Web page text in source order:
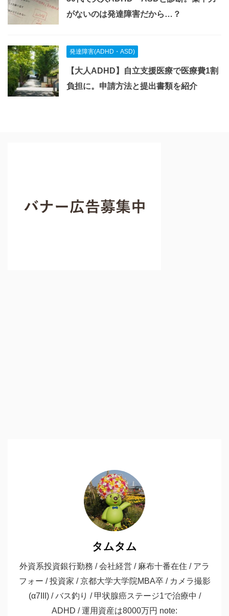
がないのは発達障害だから…？
発達障害(ADHD・ASD)
【大人ADHD】自立支援医療で医療費1割
負担に。申請方法と提出書類を紹介
タムタム
外資系投資銀行勤務 / 会社経営 / 麻布十番在住 / アラ
フォー / 投資家 / 京都大学大学院MBA卒 / カメラ撮影
(α7III) / バス釣り / 甲状腺癌ステージ1で治療中 /
ADHD / 運用資産は8000万円 note: